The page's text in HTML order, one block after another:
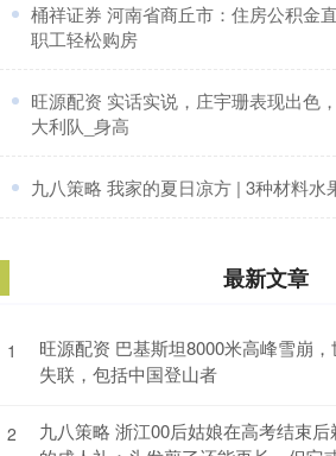
桶祥证券 河南省商丘市：住房公积金
职工轻松购房
旺源配资 实话实说，庄宇珊表现出色
大利队_身高
九八策略 我家的夏日凉方 | 3种材料水
最新文章
1
旺源配资 巴基斯坦8000米高峰雪崩
失联，包括中国登山者
2
九八策略 浙江00后姑娘在高考结束